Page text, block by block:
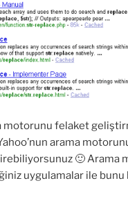
motorunu felaket
arama
🙂 Arama
uygulamalar ile bunu